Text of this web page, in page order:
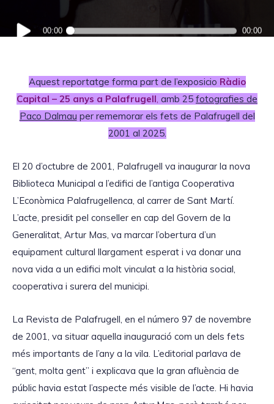
Reproductor
d'àudio 00:00 00:00
Aquest reportatge forma part de l’exposicio Ràdio
Capital – 25 anys a Palafrugell, amb 25 fotografies de
Paco Dalmau per rememorar els fets de Palafrugell del
2001 al 2025.
El 20 d’octubre de 2001, Palafrugell va inaugurar la nova
Biblioteca Municipal a l’edifici de l’antiga Cooperativa
L’Econòmica Palafrugellenca, al carrer de Sant Martí.
L’acte, presidit pel conseller en cap del Govern de la
Generalitat, Artur Mas, va marcar l’obertura d’un
equipament cultural llargament esperat i va donar una
nova vida a un edifici molt vinculat a la història social,
cooperativa i surera del municipi.
La Revista de Palafrugell, en el número 97 de novembre
de 2001, va situar aquella inauguració com un dels fets
més importants de l’any a la vila. L’editorial parlava de
“gent, molta gent” i explicava que la gran afluència de
públic havia estat l’aspecte més visible de l’acte. Hi havia